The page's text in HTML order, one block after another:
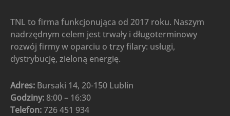
TNL to firma funkcjonująca od 2017 roku. Naszym
nadrzędnym celem jest trwały i długoterminowy
rozwój firmy w oparciu o trzy filary: usługi,
dystrybucję, zieloną energię.
Adres: Bursaki 14, 20-150 Lublin
Godziny: 8:00 – 16:30
Telefon:726 451 934